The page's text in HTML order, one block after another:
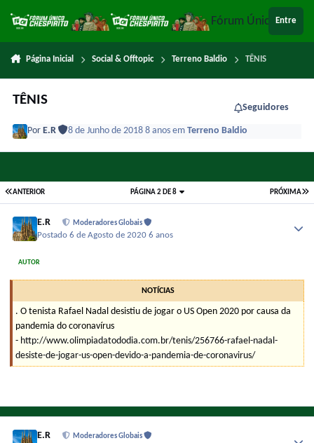
Fórum ÚnicoEntre
Página Inicial Social & Offtopic Terreno Baldio TÊNIS
TÊNIS
Seguidores
PorE.R 8 de Junho de 20188 anosemTerreno Baldio
ANTERIOR PRÓXIMA
PÁGINA 2 DE 8
E.R Moderadores Globais
Postado6 de Agosto de 20206 anos
AUTOR
NOTÍCIAS
. O tenista Rafael Nadal desistiu de jogar o US Open 2020 por causa da
pandemia do coronavírus
- http://www.olimpiadatododia.com.br/tenis/256766-rafael-nadal-
desiste-de-jogar-us-open-devido-a-pandemia-de-coronavirus/
E.R Moderadores Globais